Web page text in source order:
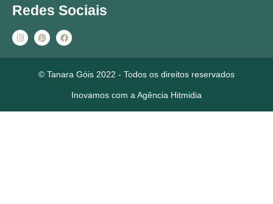
Redes Sociais
© Tanara Góis 2022 - Todos os direitos reservados
Inovamos com a Agência Hitmidia